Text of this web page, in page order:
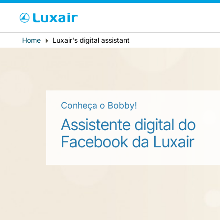
LuxairTours
País de residência
Breadcrumb
Home Luxair's digital assistant
Conheça o Bobby!
Assistente digital do
Facebook da Luxair